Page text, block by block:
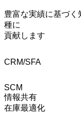
豊富な実績に基づ
種に
貢献します
CRM/SFA
SCM
情報共有
在庫最適化